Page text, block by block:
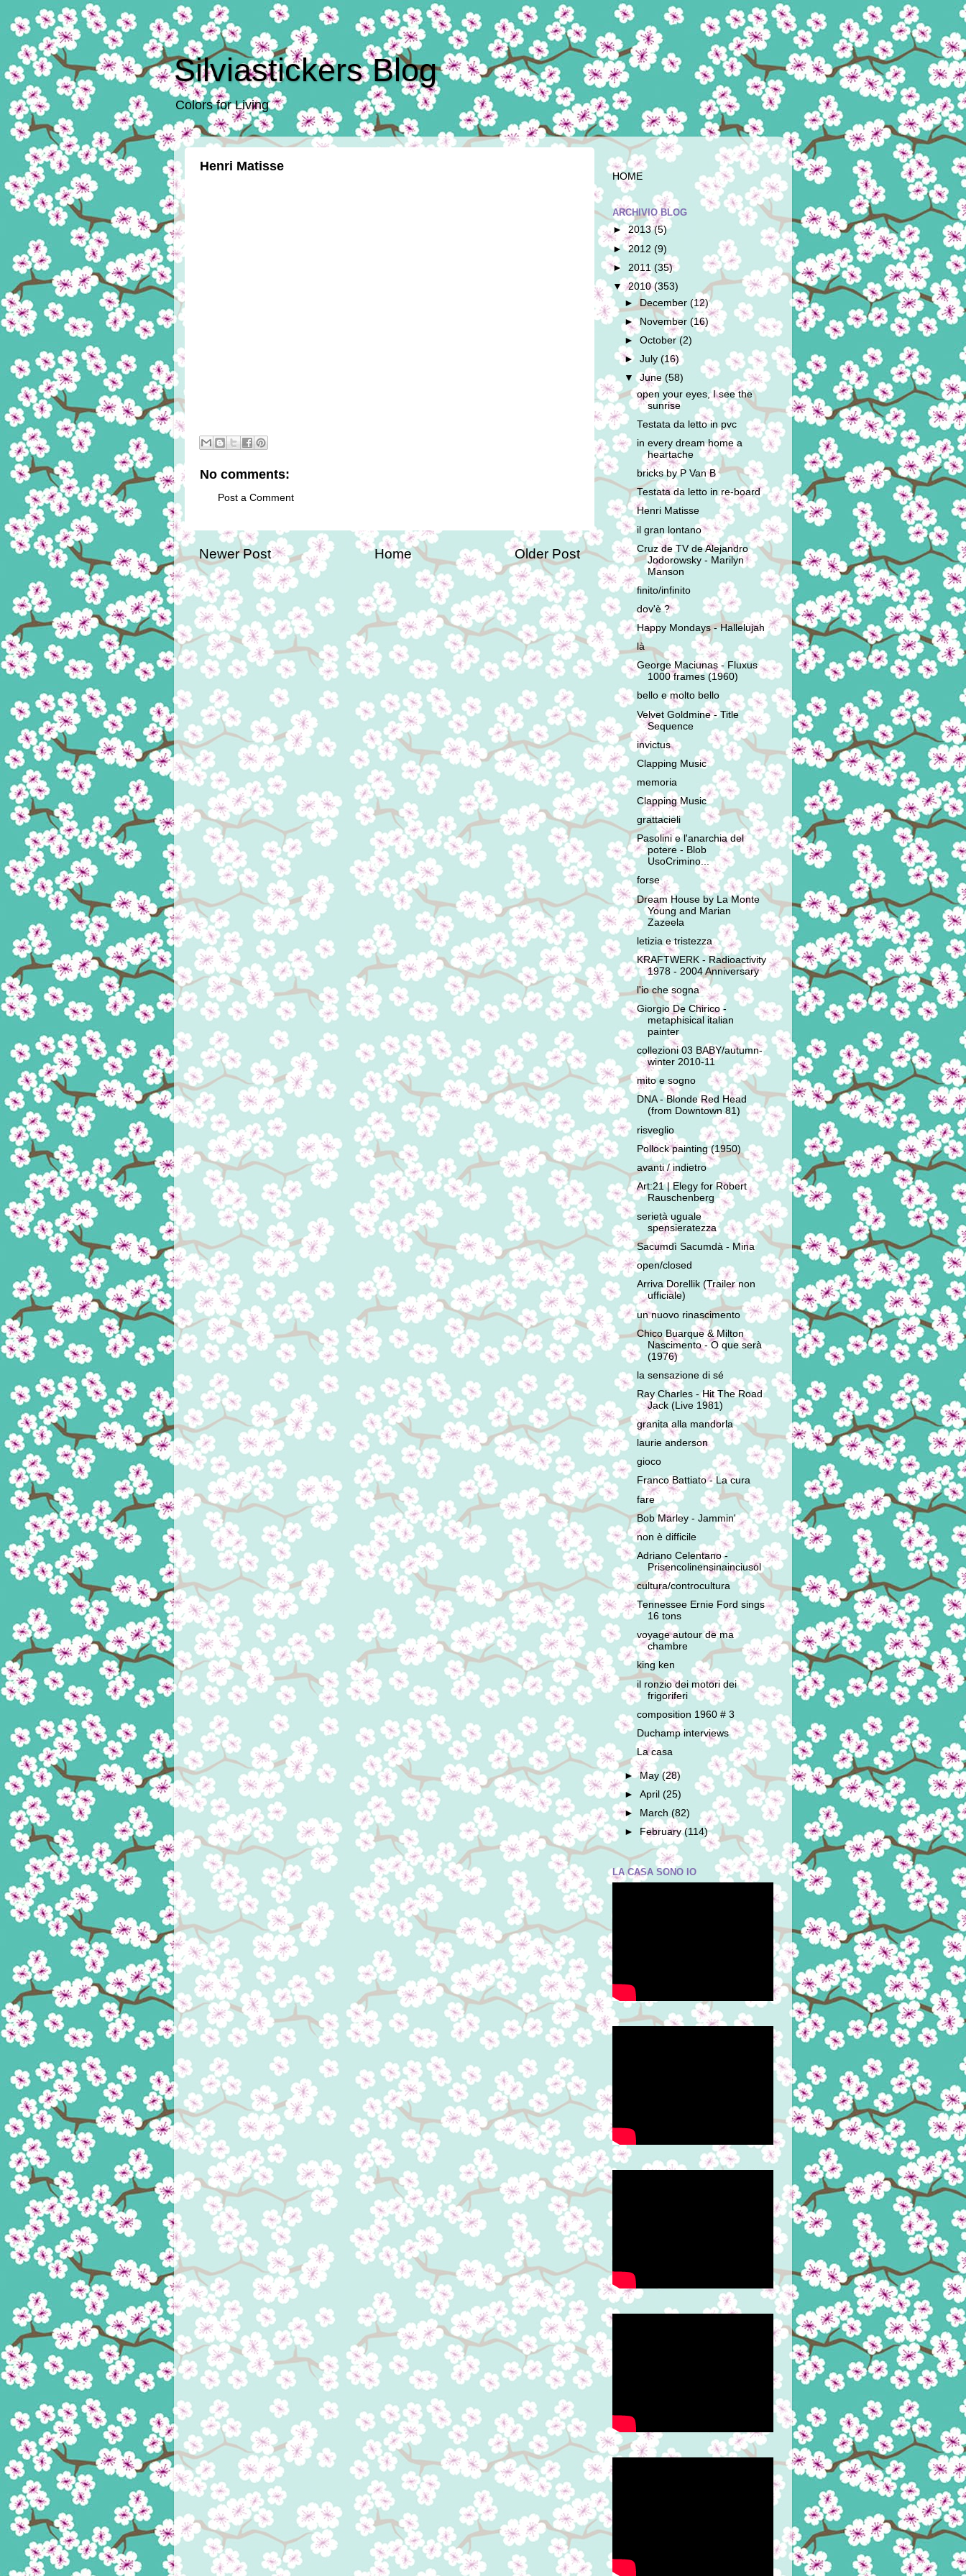
Silviastickers Blog
Colors for Living
Henri Matisse
No comments:
Post a Comment
Newer Post Older Post
Home
HOME
ARCHIVIO BLOG
► 2013(5)
►2012 (9)
► 2011 (35)
▼2010(353)
► December(12)
►November(16)
►October(2)
►July(16)
▼June(58)
open your eyes, I see the
sunrise
Testata da letto in pvc
in every dream home a
heartache
bricks by P Van B
Testata da letto in re-board
Henri Matisse
il gran lontano
Cruz de TV de Alejandro
Jodorowsky - Marilyn
Manson
finito/infinito
dov'è ?
Happy Mondays - Hallelujah
là
George Maciunas - Fluxus
1000 frames (1960)
bello e molto bello
Velvet Goldmine - Title
Sequence
invictus
Clapping Music
memoria
Clapping Music
grattacieli
Pasolini e l'anarchia del
potere - Blob
UsoCrimino...
forse
Dream House by La Monte
Young and Marian
Zazeela
letizia e tristezza
KRAFTWERK - Radioactivity
1978 - 2004 Anniversary
l'io che sogna
Giorgio De Chirico -
metaphisical italian
painter
collezioni 03 BABY/autumn-
winter 2010-11
mito e sogno
DNA - Blonde Red Head
(from Downtown 81)
risveglio
Pollock painting (1950)
avanti / indietro
Art:21 | Elegy for Robert
Rauschenberg
serietà uguale
spensieratezza
Sacumdì Sacumdà - Mina
open/closed
Arriva Dorellik (Trailer non
ufficiale)
un nuovo rinascimento
Chico Buarque & Milton
Nascimento - O que serà
(1976)
la sensazione di sé
Ray Charles - Hit The Road
Jack (Live 1981)
granita alla mandorla
laurie anderson
gioco
Franco Battiato - La cura
fare
Bob Marley - Jammin'
non è difficile
Adriano Celentano -
Prisencolinensinainciusol
cultura/controcultura
Tennessee Ernie Ford sings
16 tons
voyage autour de ma
chambre
king ken
il ronzio dei motori dei
frigoriferi
composition 1960 # 3
Duchamp interviews
La casa
►May(28)
►April(25)
►
March(82)
►
February(114)
LA CASA SONO IO